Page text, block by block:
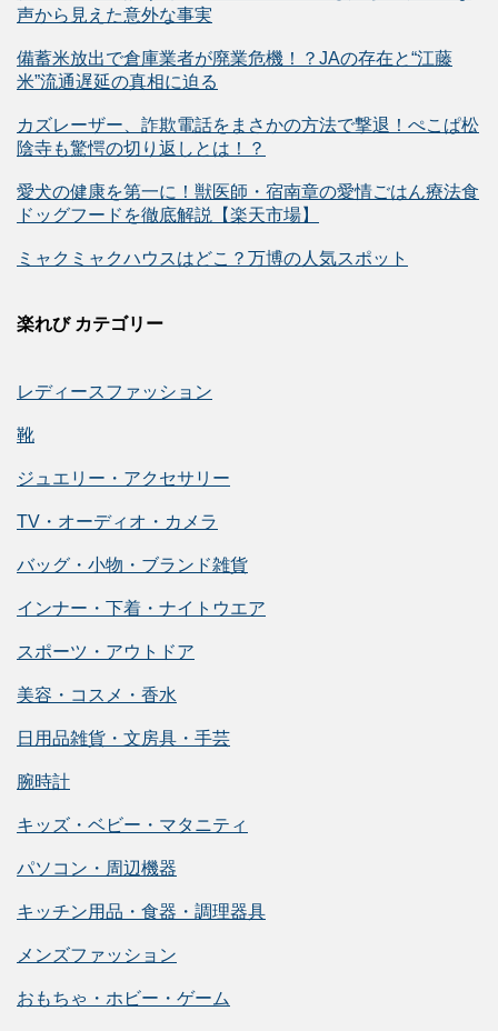
声から見えた意外な事実
備蓄米放出で倉庫業者が廃業危機！？JAの存在と“江藤
米”流通遅延の真相に迫る
カズレーザー、詐欺電話をまさかの方法で撃退！ぺこぱ松
陰寺も驚愕の切り返しとは！？
愛犬の健康を第一に！獣医師・宿南章の愛情ごはん療法食
ドッグフードを徹底解説【楽天市場】
ミャクミャクハウスはどこ？万博の人気スポット
楽れび カテゴリー
レディースファッション
靴
ジュエリー・アクセサリー
TV・オーディオ・カメラ
バッグ・小物・ブランド雑貨
インナー・下着・ナイトウエア
スポーツ・アウトドア
美容・コスメ・香水
日用品雑貨・文房具・手芸
腕時計
キッズ・ベビー・マタニティ
パソコン・周辺機器
キッチン用品・食器・調理器具
メンズファッション
おもちゃ・ホビー・ゲーム